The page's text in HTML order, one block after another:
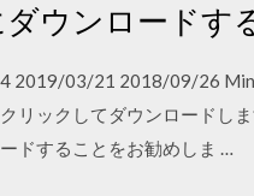
ダウンロードす
2019/03/21 2018/09/26
リックしてダウンロードし
ドすることをお勧めしま …